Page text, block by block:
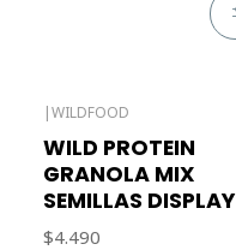
|WILDFOOD
WILD PROTEIN
GRANOLA MIX
SEMILLAS DISPLAY
$4.490